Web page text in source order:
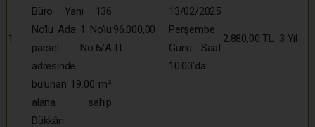
1
Büro Yanı 136
No’lu Ada 1 No’lu
parsel No:6/A
adresinde
bulunan 19.00 m²
alana sahip
Dükkân
96.000,00
TL
13/02/2025
Perşembe
Günü Saat
10:00’da
2.880,00 TL 3 Yıl